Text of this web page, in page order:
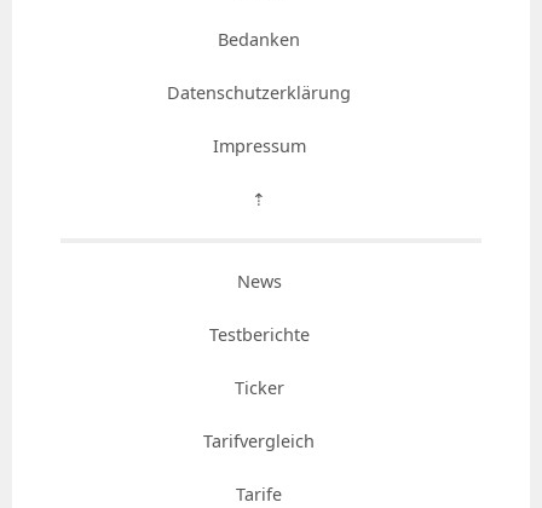
Bedanken
Datenschutzerklärung
Impressum
⇡
News
Testberichte
Ticker
Tarifvergleich
Tarife